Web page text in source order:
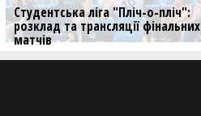
Студентська ліга "Пліч-о-пліч":
розклад та трансляції фінальних
матчів
У Києві визначаться найсильніші